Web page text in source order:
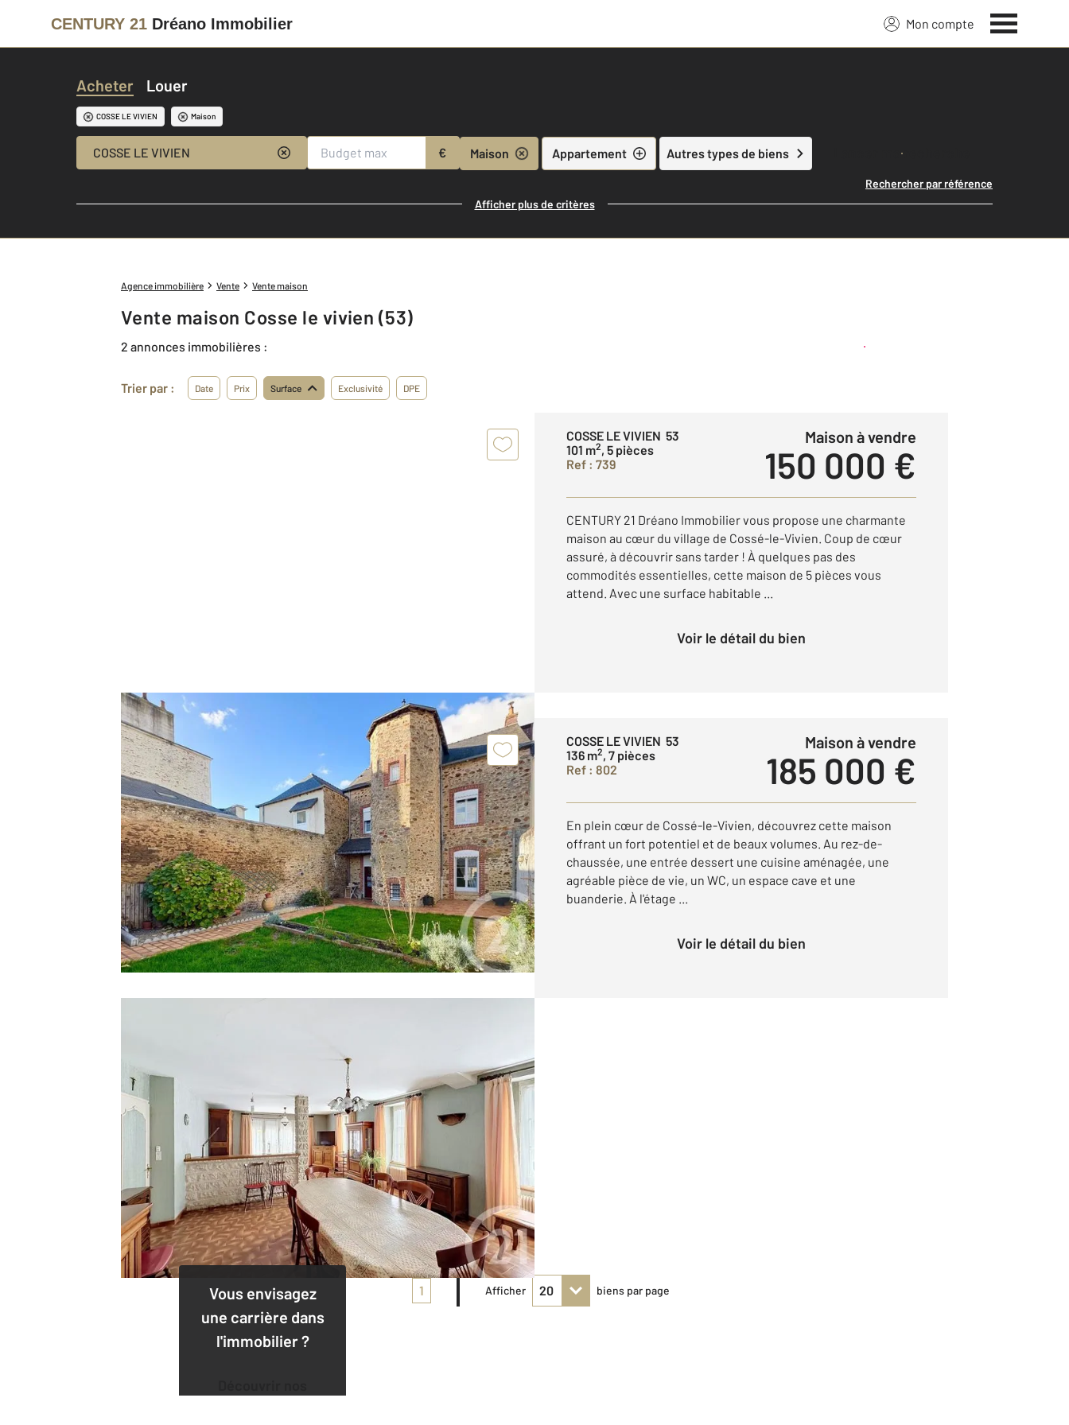
CENTURY 21 Dréano Immobilier Mon compte
Acheter Louer
COSSE LE VIVIEN Maison
COSSE LE VIVIEN € Maison Appartement Autres types de biens Lancer ma recherche
Rechercher par référence
Afficher plus de critères
Agence immobilière Vente Vente maison
Vente maison Cosse le vivien (53)
2 annonces immobilières : Créer une alerte
Trier par : Date Prix Surface Exclusivité DPE
COSSE LE VIVIEN 53
101 m2, 5 pièces
Ref : 739
Maison à vendre
150 000 €
CENTURY 21 Dréano Immobilier vous propose une charmante
maison au cœur du village de Cossé-le-Vivien. Coup de cœur
assuré, à découvrir sans tarder ! À quelques pas des
commodités essentielles, cette maison de 5 pièces vous
attend. Avec une surface habitable ...
Voir le détail du bien
COSSE LE VIVIEN 53
136 m2, 7 pièces
Ref : 802
Maison à vendre
185 000 €
En plein cœur de Cossé-le-Vivien, découvrez cette maison
offrant un fort potentiel et de beaux volumes. Au rez-de-
chaussée, une entrée dessert une cuisine aménagée, une
agréable pièce de vie, un WC, un espace cave et une
buanderie. À l'étage ...
Voir le détail du bien
Vous envisagez
une carrière dans
l'immobilier ?
1 Afficher biens par page